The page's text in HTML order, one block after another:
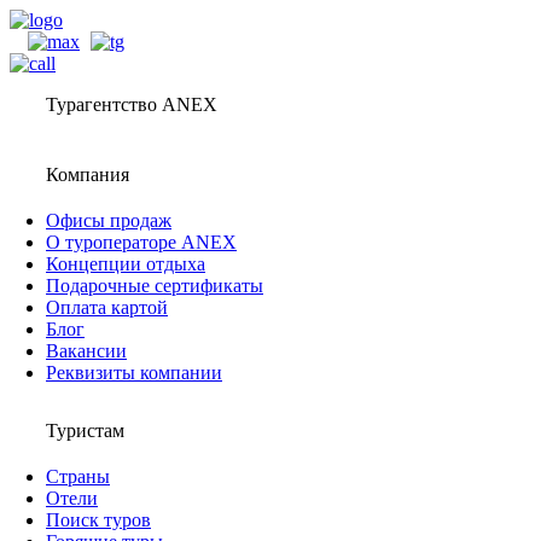
Турагентство ANEX
Компания
Офисы продаж
О туроператоре ANEX
Концепции отдыха
Подарочные сертификаты
Оплата картой
Блог
Вакансии
Реквизиты компании
Туристам
Страны
Отели
Поиск туров